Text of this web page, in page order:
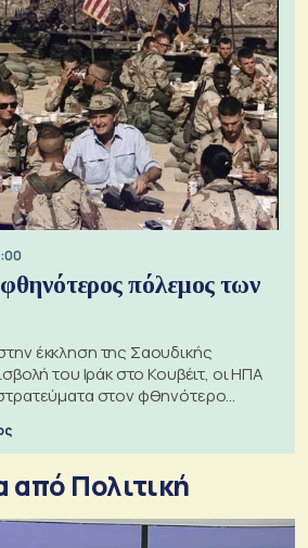
πόλεμος των
έκκληση της Σαουδικής
του Ιράκ στο Κουβέιτ, οι ΗΠΑ
στον φθηνότερο
από Πολιτική